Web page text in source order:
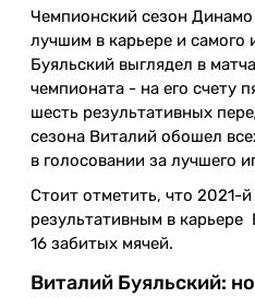
Чемпионский сезон
лучшим в карьере и самого
Буяльский выглядел в
чемпионата - на его счету
шесть результативных
сезона Виталий обошел
в голосовании за лучшего
Стоит отметить, что 2021-
результативным в карьере
16 забитых мячей.
Виталий Буяльский: